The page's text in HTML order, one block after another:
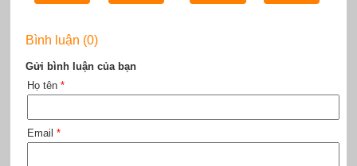
Bình luận (0)
Gửi bình luận của bạn
Họ tên *
Email *